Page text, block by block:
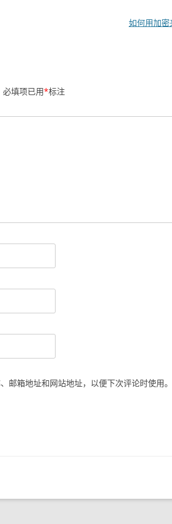
如何用加密
必填项已用*标注
邮箱地址和网站地址，以便下次评论时使用。